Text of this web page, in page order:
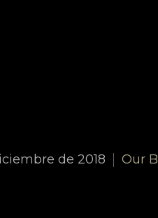
de 2018 Our